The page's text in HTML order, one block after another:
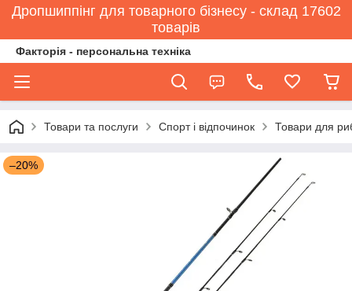
Дропшиппінг для товарного бізнесу - склад 17602
товарів
Факторія - персональна техніка
Товари та послуги Спорт і відпочинок Товари для
–20%